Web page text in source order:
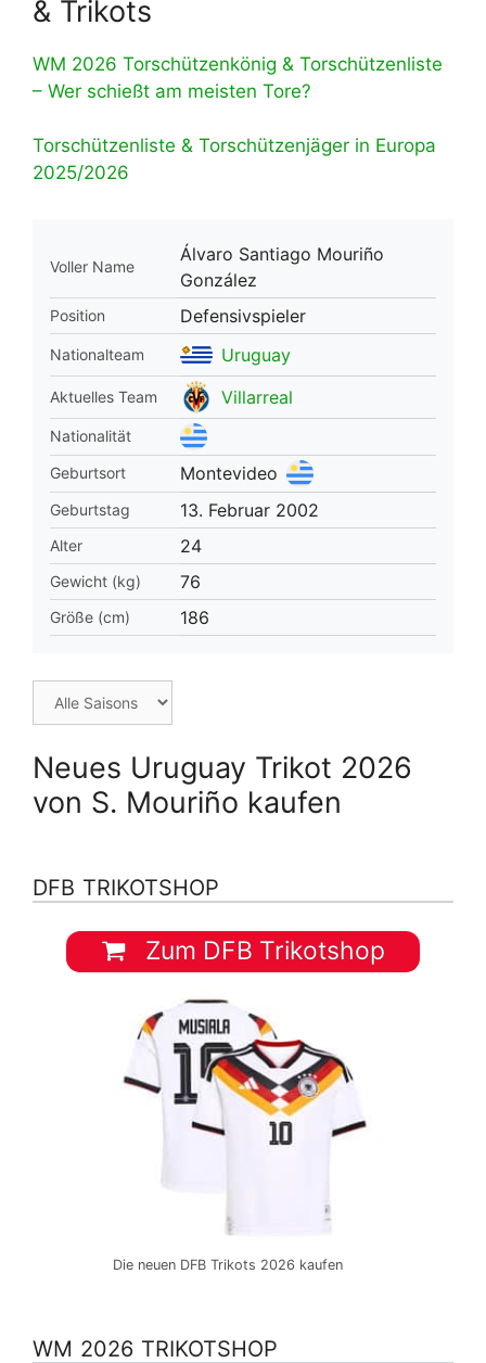
& Trikots
WM 2026 Torschützenkönig & Torschützenliste
– Wer schießt am meisten Tore?
Torschützenliste & Torschützenjäger in Europa
2025/2026
Voller Name
Álvaro Santiago Mouriño
González
Position Defensivspieler
Nationalteam Uruguay
Aktuelles Team Villarreal
Nationalität
Geburtsort
Montevideo
Geburtstag 13. Februar 2002
Alter 24
Gewicht (kg) 76
Größe (cm) 186
Neues Uruguay Trikot 2026
von S. Mouriño kaufen
DFB TRIKOTSHOP
Zum DFB Trikotshop
Die neuen DFB Trikots 2026 kaufen
WM 2026 TRIKOTSHOP